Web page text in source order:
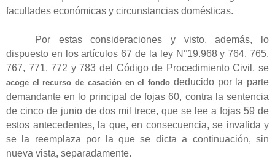
facultades económicas y circunstancias domésticas.
Por estas consideraciones y visto, además, lo
dispuesto en los artículos 67 de la ley N°19.968 y 764, 765,
767, 771, 772 y 783 del Código de Procedimiento Civil, se
acoge el recurso de casación en el fondo deducido por la parte
demandante en lo principal de fojas 60, contra la sentencia
de cinco de junio de dos mil trece, que se lee a fojas 59 de
estos antecedentes, la que, en consecuencia, se invalida y
se la reemplaza por la que se dicta a continuación, sin
nueva vista, separadamente.